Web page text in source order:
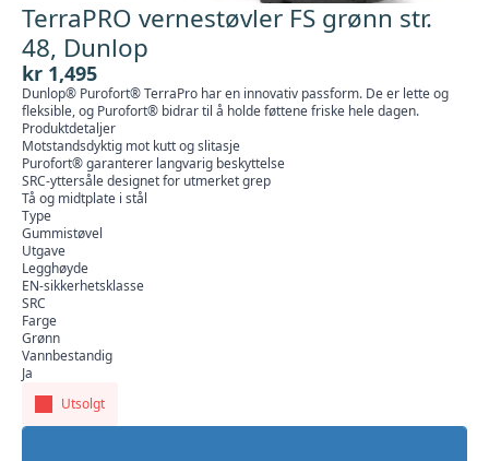
TerraPRO vernestøvler FS grønn str.
48, Dunlop
kr 1,495
Dunlop® Purofort® TerraPro har en innovativ passform. De er lette og
fleksible, og Purofort® bidrar til å holde føttene friske hele dagen.
Produktdetaljer
Motstandsdyktig mot kutt og slitasje
Purofort® garanterer langvarig beskyttelse
SRC-yttersåle designet for utmerket grep
Tå og midtplate i stål
Type
Gummistøvel
Utgave
Legghøyde
EN-sikkerhetsklasse
SRC
Farge
Grønn
Vannbestandig
Ja
Utsolgt